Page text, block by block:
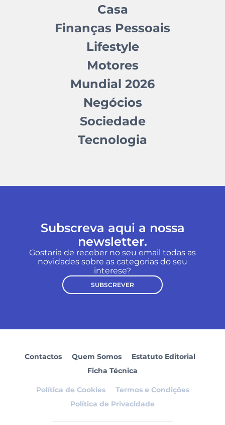
Casa
Finanças Pessoais
Lifestyle
Motores
Mundial 2026
Negócios
Sociedade
Tecnologia
Subscreva aqui a nossa
newsletter.
Gostaria de receber no seu email todas as
novidades sobre as categorias do seu
interese?
SUBSCREVER
Contactos Quem Somos
Estatuto Editorial
Ficha Técnica
Política de Cookies
Termos e Condições
Política de Privacidade